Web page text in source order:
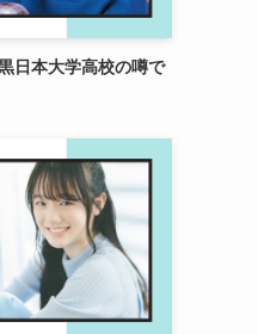
日本大学高校の噂で